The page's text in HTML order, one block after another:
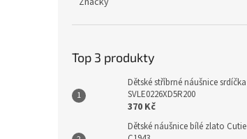
Top 3 produkty
Dětské stříbrné náušnice srdíčka
SVLE0226XD5R200
370 Kč
Dětské náušnice bílé zlato Cutie